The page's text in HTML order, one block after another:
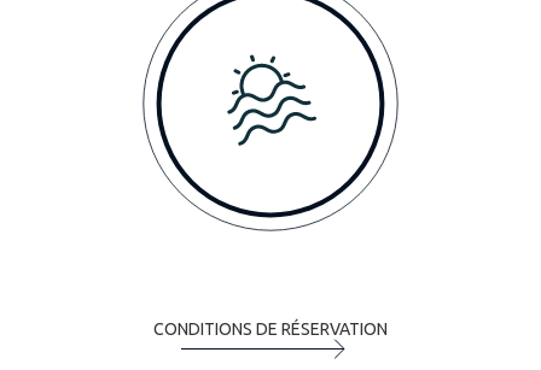
CONDITIONS DE RÉSERVATION